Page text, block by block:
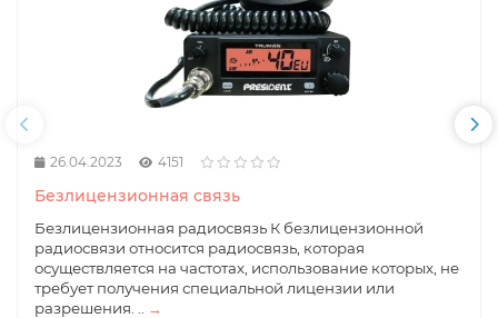
26.04.2023 4151
Безлицензионная связь
Безлицензионная радиосвязь К безлицензионной
радиосвязи относится радиосвязь, которая
осуществляется на частотах, использование которых, не
требует получения специальной лицензии или
разрешения. ..
→